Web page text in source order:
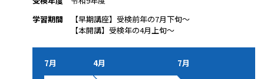
学習期間
【早期講座】受検前年の7月下旬～
【本開講】受検年の4月上旬～
7月 4月 7月